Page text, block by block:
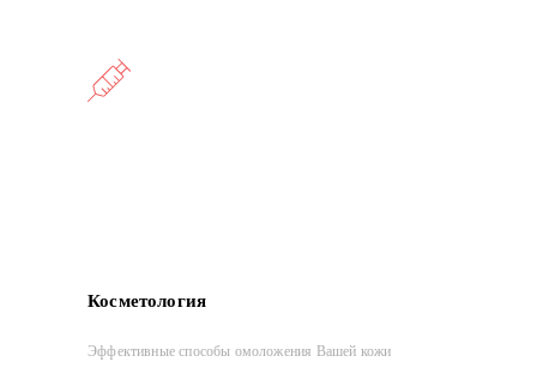
Косметология
Эффективные способы омоложения Вашей кожи